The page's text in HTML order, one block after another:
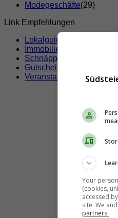
Modegeschäfte(29)
Link Empfehlungen
Lokalguide
Immobilien
Schnäppchen
Gutscheine & Rabatte
Veranstaltungen
Your
(cookies,
accessed
site. We
partners.